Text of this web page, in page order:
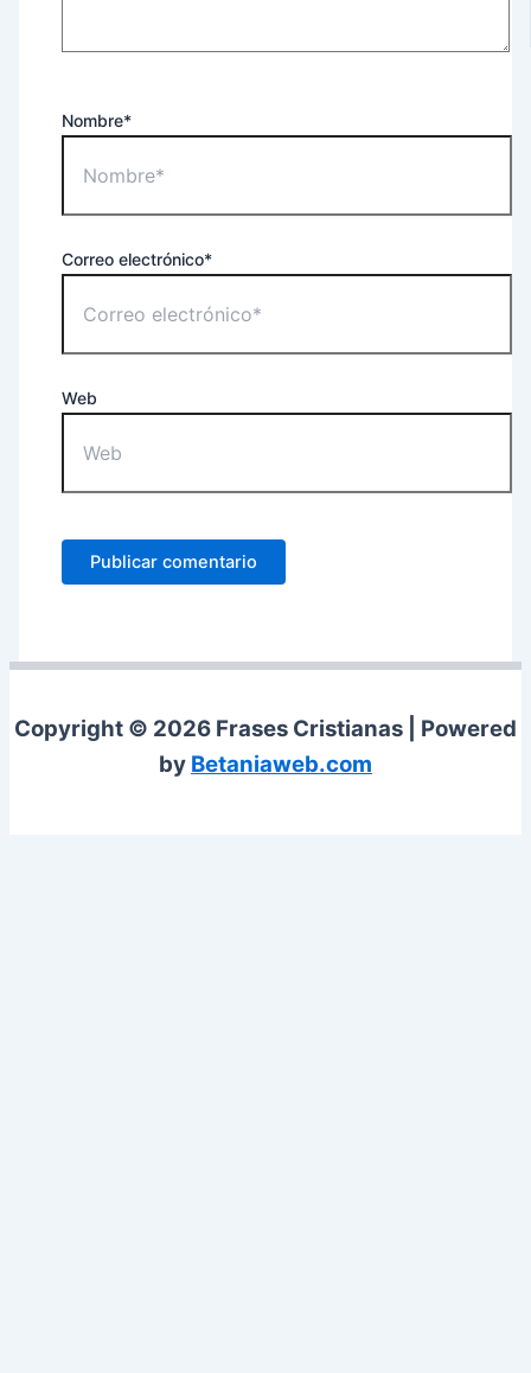
Nombre*
Correo electrónico*
Web
Copyright © 2026 Frases Cristianas | Powered
by Betaniaweb.com